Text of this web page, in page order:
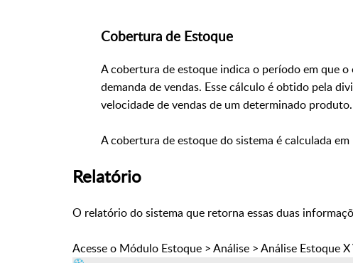
Cobertura de Estoque
A cobertura de estoque indica o período em que
demanda de vendas. Esse cálculo é obtido pela
velocidade de vendas de um determinado produto.
A cobertura de estoque do sistema é calculada em
Relatório
O relatório do sistema que retorna essas duas
Acesse o Módulo Estoque > Análise > Análise Estoque X